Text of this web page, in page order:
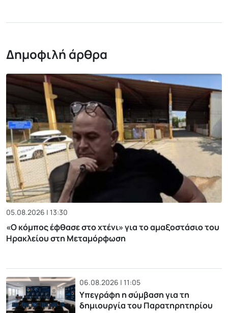
Δημοφιλή άρθρα
05.08.2026 | 13:30
«Ο κόμπος έφθασε στο χτένι» για το αμαξοστάσιο του
Ηρακλείου στη Μεταμόρφωση
06.08.2026 | 11:05
Υπεγράφη η σύμβαση για τη
δημιουργία του Παρατηρητηρίου